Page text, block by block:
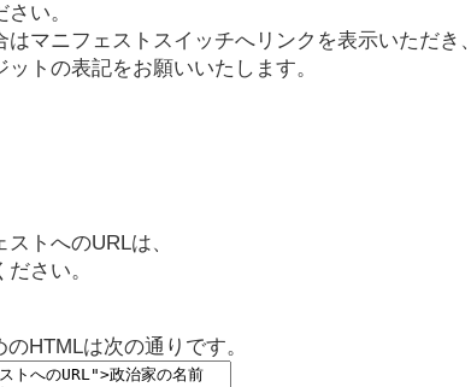
い。
マニフェストスイッチへリンクを表示いただき、
トの表記をお願いいたします。
トへのURLは、
さい。
HTMLは次の通りです。